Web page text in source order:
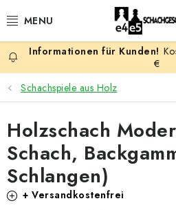
Inhalt
AKTION
SCHACHSPIELE
SCHACHFIGUREN
SCHACHBRETTER
SCHACHUHREN
€
Schachspiele aus Holz
Holzschach
Schach,
Schlangen)
+ Versandkostenfrei